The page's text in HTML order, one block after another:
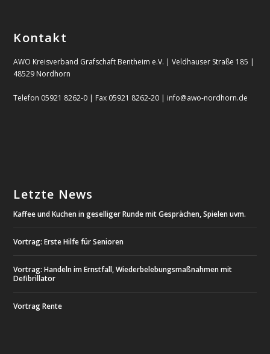
Kontakt
AWO Kreisverband Grafschaft Bentheim e.V. | Veldhauser Straße 185 |
48529 Nordhorn
Telefon 05921 8262-0 | Fax 05921 8262-20 | info@awo-nordhorn.de
Letzte News
Kaffee und Kuchen in geselliger Runde mit Gesprächen, Spielen uvm.
Vortrag: Erste Hilfe für Senioren
Vortrag: Handeln im Ernstfall, Wiederbelebungsmaßnahmen mit
Defibrillator
Vortrag Rente